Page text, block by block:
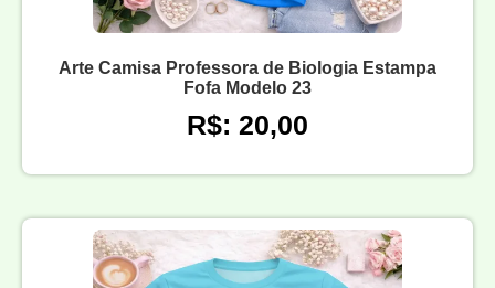
Arte Camisa Professora de Biologia Estampa
Fofa Modelo 23
R$: 20,00